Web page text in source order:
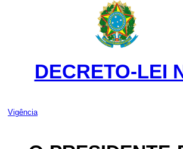
DECRETO-LEI
Vigência